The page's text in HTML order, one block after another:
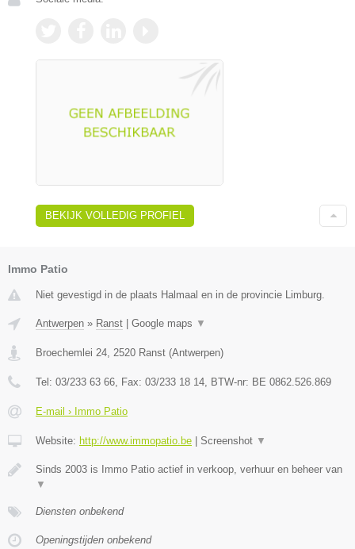
BEKIJK VOLLEDIG PROFIEL
Immo Patio
Niet gevestigd in de plaats Halmaal en in de provincie Limburg.
Antwerpen » Ranst Google maps ▼
Broechemlei 24 2520 Ranst (Antwerpen)
Tel: 03/233 63 66 , Fax: 03/233 18 14 , BTW-nr: BE 0862.526.869
E-mail › Immo Patio
Website: http://www.immopatio.be Screenshot ▼
Sinds 2003 is Immo Patio actief in verkoop, verhuur en beheer van
▼
Diensten onbekend
Openingstijden onbekend